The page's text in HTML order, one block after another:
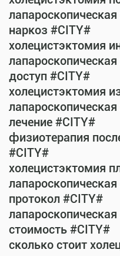
наркоз #CITY#
холецистэктомия
доступ #CITY#
холецистэктомия
лечение #CITY#
физиотерапия
#CITY#
холецистэктомия
протокол #CITY#
стоимость #CITY#
сколько стоит